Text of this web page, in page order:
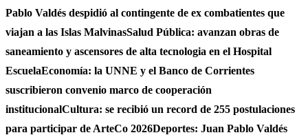
Pablo Valdés despidió al contingente de ex combatientes que
viajan a las Islas MalvinasSalud Pública: avanzan obras de
saneamiento y ascensores de alta tecnologia en el Hospital
EscuelaEconomía: la UNNE y el Banco de Corrientes
suscribieron convenio marco de cooperación
institucionalCultura: se recibió un record de 255 postulaciones
para participar de ArteCo 2026Deportes: Juan Pablo Valdés